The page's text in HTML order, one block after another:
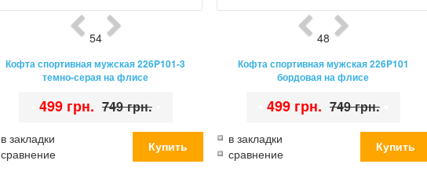
54
Кофта спортивная мужская 226P101-3
темно-серая на флисе
499 грн. 749 грн.
в закладки
сравнение
48
Кофта спортивная мужская 226P101
бордовая на флисе
499 грн. 749 грн.
в закладки
сравнение